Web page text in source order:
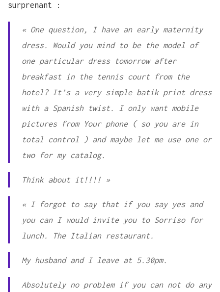
surprenant :
« One question, I have an early maternity
dress. Would you mind to be the model of
one particular dress tomorrow after
breakfast in the tennis court from the
hotel? It’s a very simple batik print dress
with a Spanish twist. I only want mobile
pictures from Your phone ( so you are in
total control ) and maybe let me use one or
two for my catalog.
Think about it!!!! »
« I forgot to say that if you say yes and
you can I would invite you to Sorriso for
lunch. The Italian restaurant.
My husband and I leave at 5.30pm.
Absolutely no problem if you can not do any